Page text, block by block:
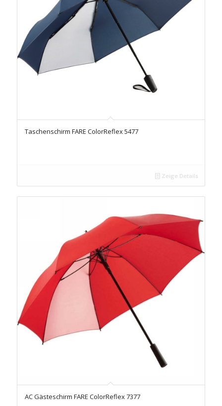
Taschenschirm FARE ColorReflex 5477
Zeige Details
AC Gästeschirm FARE ColorReflex 7377